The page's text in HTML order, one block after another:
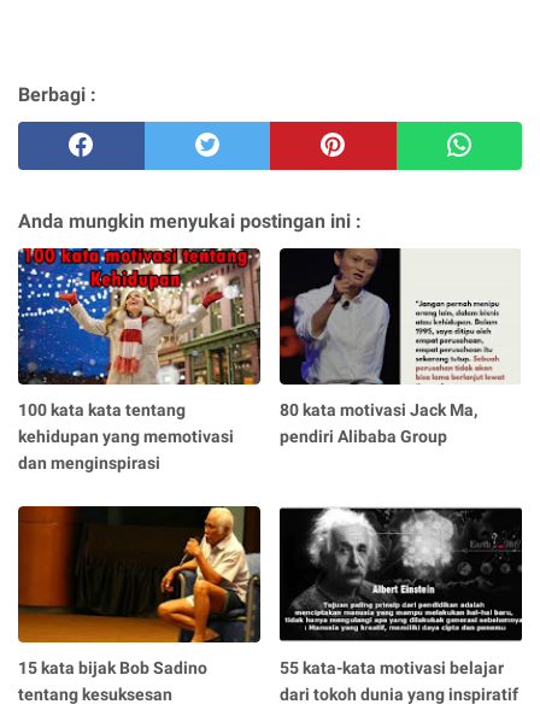
Berbagi :
Anda mungkin menyukai postingan ini :
100 kata kata tentang
kehidupan yang memotivasi
dan menginspirasi
80 kata motivasi Jack Ma,
pendiri Alibaba Group
15 kata bijak Bob Sadino
tentang kesuksesan
55 kata-kata motivasi belajar
dari tokoh dunia yang inspiratif